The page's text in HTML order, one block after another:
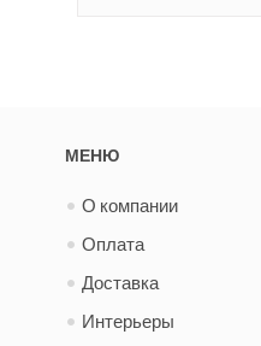
МЕНЮ
О компании
Оплата
Доставка
Интерьеры